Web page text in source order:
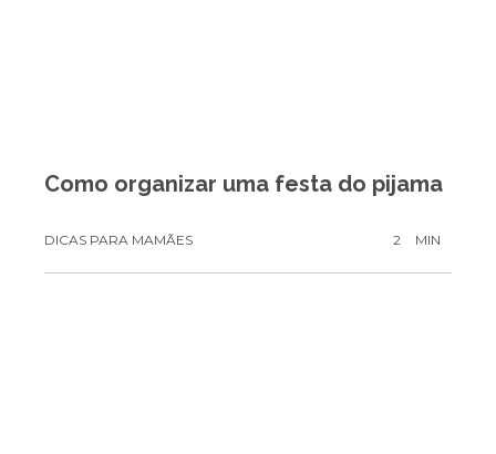
Como organizar uma festa do pijama
DICAS PARA MAMÃES 2 MIN